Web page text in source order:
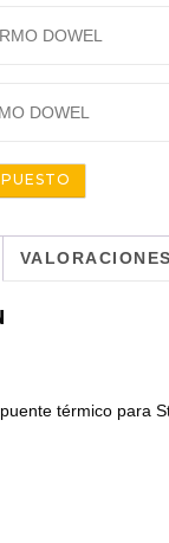
DOWEL
DOWEL
térmico para